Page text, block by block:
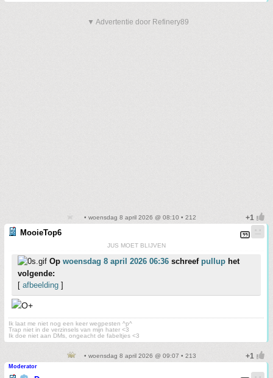
▼ Advertentie door Refinery89
• woensdag 8 april 2026 @ 08:10 • 212
MooieTop6
JUS MOET BLIJVEN
Op woensdag 8 april 2026 06:36 schreef pullup het
volgende:
[ afbeelding ]
Ik laat me niet nog een keer wegpesten ^p^
Trap niet in de verzinsels van mijn hater <3
Ik doe niet aan DMs, ongeacht de fabeltjes <3
• woensdag 8 april 2026 @ 09:07 • 213
Moderator